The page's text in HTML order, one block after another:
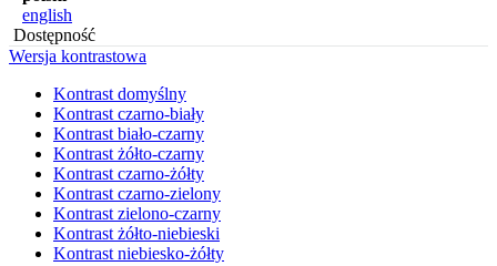
english
Dostępność
Wersja kontrastowa
Kontrast domyślny
Kontrast czarno-biały
Kontrast biało-czarny
Kontrast żółto-czarny
Kontrast czarno-żółty
Kontrast czarno-zielony
Kontrast zielono-czarny
Kontrast żółto-niebieski
Kontrast niebiesko-żółty